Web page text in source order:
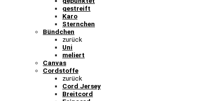
gestreift
Karo
Sternchen
Bündchen
zurück
Uni
meliert
Canvas
Cordstoffe
zurück
Cord Jersey
Breitcord